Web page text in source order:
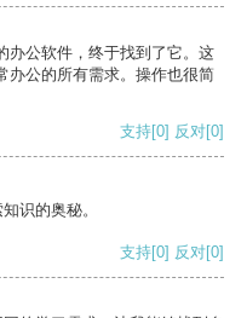
办公软件，终于找到了它。这
办公的所有需求。操作也很简
支持[0] 反对[0]
识的奥秘。
支持[0] 反对[0]